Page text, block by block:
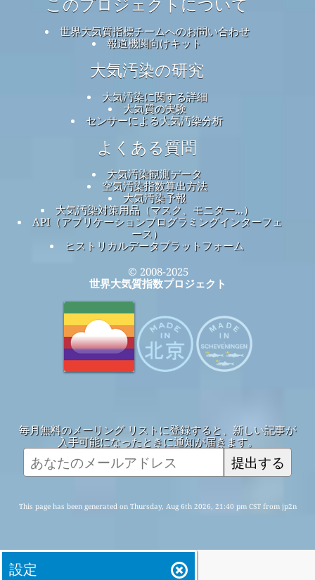
このプロジェクトについて
世界大気質指標チームへのお問い合わせ
報道機関向けキット
大気汚染の研究
大気汚染に関する詳細
大気質の実験
センサーによる大気汚染分析
よくある質問
大気汚染観測データ
空気汚染指数算出方法
大気汚染予報
大気汚染対策用品（マスク、モニター...）
API（アプリケーションプログラミングインターフェ
ース）
ヒストリカルデータプラットフォーム
© 2008-2025
世界大気質指数プロジェクト
毎月無料のメーリング リストに登録すると、新しい記事が
入手可能になったときに通知が届きます。
提出する
This page has been generated on Thursday, Aug 6th 2026, 21:40 pm CST from jp2n
設定